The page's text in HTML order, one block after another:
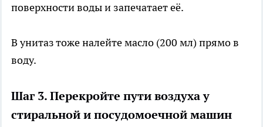
поверхности воды и запечатает её.
В унитаз тоже налейте масло (200 мл) прямо в
воду.
Шаг 3. Перекройте пути воздуха у
стиральной и посудомоечной машин